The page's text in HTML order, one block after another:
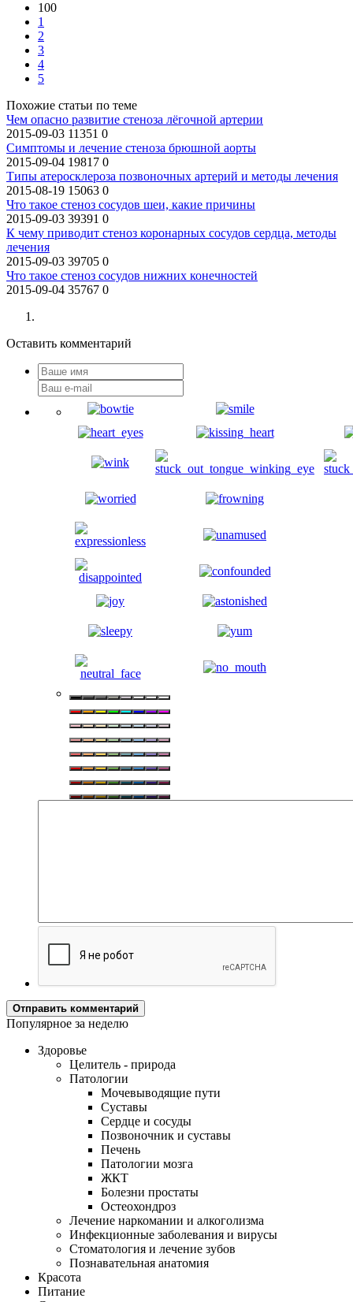
100
1
2
3
4
5
Похожие статьи по теме
Чем опасно развитие стеноза лёгочной артерии
2015-09-03 11351 0
Симптомы и лечение стеноза брюшной аорты
2015-09-04 19817 0
Типы атеросклероза позвоночных артерий и методы лечения
2015-08-19 15063 0
Что такое стеноз сосудов шеи, какие причины
2015-09-03 39391 0
К чему приводит стеноз коронарных сосудов сердца, методы
лечения
2015-09-03 39705 0
Что такое стеноз сосудов нижних конечностей
2015-09-04 35767 0
Оставить комментарий
Отправить комментарий
Популярное за неделю
Здоровье
Целитель - природа
Патологии
Мочевыводящие пути
Суставы
Сердце и сосуды
Позвоночник и суставы
Печень
Патологии мозга
ЖКТ
Болезни простаты
Остеохондроз
Лечение наркомании и алкоголизма
Инфекционные заболевания и вирусы
Стоматология и лечение зубов
Познавательная анатомия
Красота
Питание